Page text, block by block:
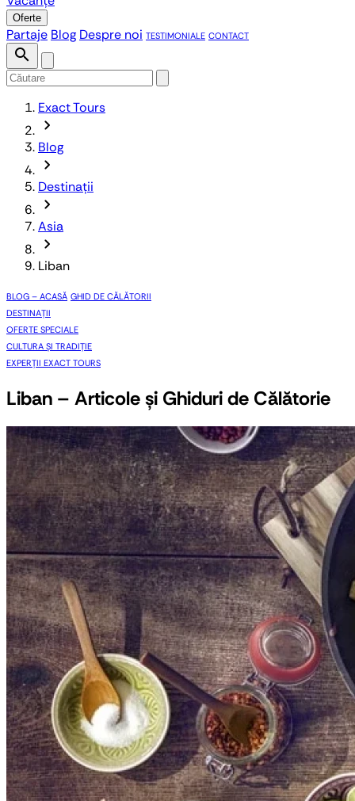
Oferte
Partaje Blog Despre noi TESTIMONIALE CONTACT
search
Exact Tours
chevron_forward
Blog
chevron_forward
Destinații
chevron_forward
Asia
chevron_forward
Liban
BLOG – ACASĂ GHID DE CĂLĂTORII
DESTINAȚII
OFERTE SPECIALE
CULTURA ȘI TRADIȚIE
EXPERȚII EXACT TOURS
Liban – Articole și Ghiduri de Călătorie